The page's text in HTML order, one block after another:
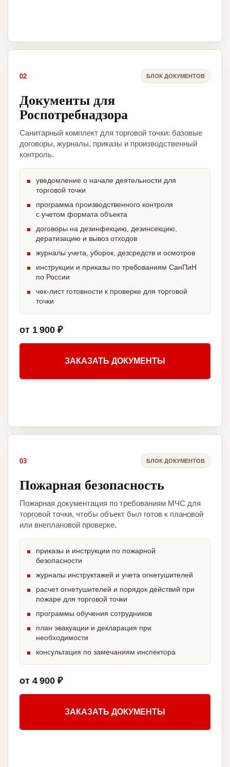
02 БЛОК ДОКУМЕНТОВ
Документы для
Роспотребнадзора
Санитарный комплект для торговой точки: базовые
договоры, журналы, приказы и производственный
контроль.
уведомление о начале деятельности для
торговой точки
программа производственного контроля
с учетом формата объекта
договоры на дезинфекцию, дезинсекцию,
дератизацию и вывоз отходов
журналы учета, уборок, дезсредств и осмотров
инструкции и приказы по требованиям СанПиН
по России
чек-лист готовности к проверке для торговой
точки
от 1 900 ₽
ЗАКАЗАТЬ ДОКУМЕНТЫ
03 БЛОК ДОКУМЕНТОВ
Пожарная безопасность
Пожарная документация по требованиям МЧС для
торговой точки, чтобы объект был готов к плановой
или внеплановой проверке.
приказы и инструкции по пожарной
безопасности
журналы инструктажей и учета огнетушителей
расчет огнетушителей и порядок действий при
пожаре для торговой точки
программы обучения сотрудников
план эвакуации и декларация при
необходимости
консультация по замечаниям инспектора
от 4 900 ₽
ЗАКАЗАТЬ ДОКУМЕНТЫ